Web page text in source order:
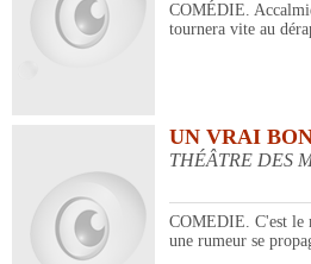
COMÉDIE.
tournera vite au
UN VRAI
THÉÂTRE DES
COMEDIE. C'est le
une rumeur se